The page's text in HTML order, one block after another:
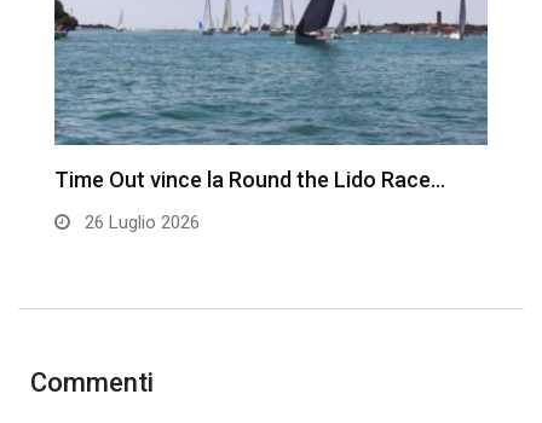
Time Out vince la Round the Lido Race…
26 Luglio 2026
Commenti